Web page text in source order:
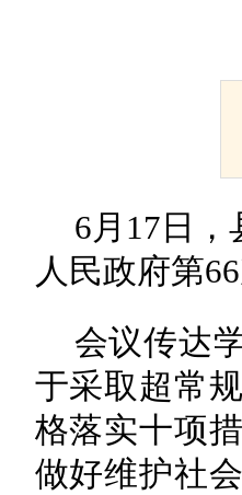
6月17日
人民政府第
会议传达
于采取超常
格落实十项
做好维护社